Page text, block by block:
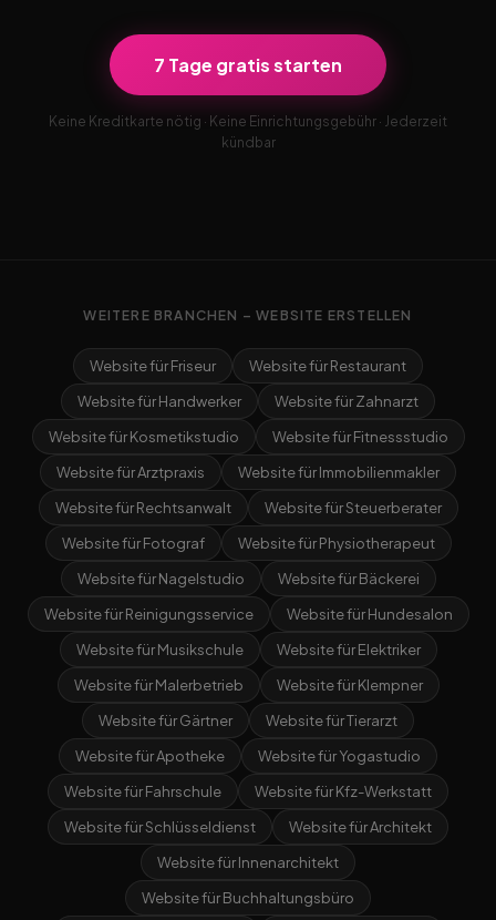
7 Tage gratis starten
Keine Kreditkarte nötig · Keine Einrichtungsgebühr · Jederzeit
kündbar
WEITERE BRANCHEN – WEBSITE ERSTELLEN
Website für Friseur
Website für Restaurant
Website für Handwerker
Website für Zahnarzt
Website für Kosmetikstudio
Website für Fitnessstudio
Website für Arztpraxis
Website für Immobilienmakler
Website für Rechtsanwalt
Website für Steuerberater
Website für Fotograf
Website für Physiotherapeut
Website für Nagelstudio
Website für Bäckerei
Website für Reinigungsservice
Website für Hundesalon
Website für Musikschule
Website für Elektriker
Website für Malerbetrieb
Website für Klempner
Website für Gärtner
Website für Tierarzt
Website für Apotheke
Website für Yogastudio
Website für Fahrschule
Website für Kfz-Werkstatt
Website für Schlüsseldienst
Website für Architekt
Website für Innenarchitekt
Website für Buchhaltungsbüro